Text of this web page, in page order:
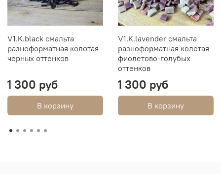
V1.K.black смальта
разноформатная колотая
черных оттенков
1 300 руб
В корзину
V1.K.lavender смальта
разноформатная колотая
фиолетово-голубых
оттенков
1 300 руб
В корзину